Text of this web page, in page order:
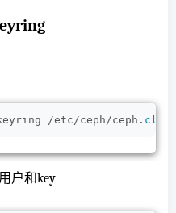
/etc/ceph/ceph.
户和key